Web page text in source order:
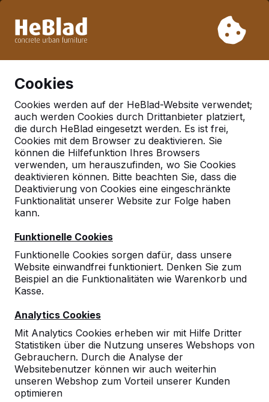
Woche 33 nicht. Bitte berücksichtigen Sie daher längere
Cookies
Cookies werden auf der HeBlad-Website verwendet;
auch werden Cookies durch Drittanbieter platziert,
die durch HeBlad eingesetzt werden. Es ist frei,
Cookies mit dem Browser zu deaktivieren. Sie
können die Hilfefunktion Ihres Browsers
verwenden, um herauszufinden, wo Sie Cookies
deaktivieren können. Bitte beachten Sie, dass die
Deaktivierung von Cookies eine eingeschränkte
Funktionalität unserer Website zur Folge haben
kann.
Funktionelle Cookies
Funktionelle Cookies sorgen dafür, dass unsere
Website einwandfrei funktioniert. Denken Sie zum
Beispiel an die Funktionalitäten wie Warenkorb und
Kasse.
Analytics Cookies
Mit Analytics Cookies erheben wir mit Hilfe Dritter
Statistiken über die Nutzung unseres Webshops von
Gebrauchern. Durch die Analyse der
Websitebenutzer können wir auch weiterhin
unseren Webshop zum Vorteil unserer Kunden
optimieren
Deutschland
Referenties in:Wangen
Geen reviews gevonden voor deze
locatie.